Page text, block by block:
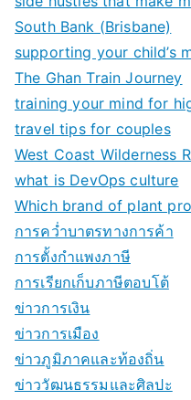
South Bank (Brisbane)
supporting your child’s
The Ghan Train Journey
training your mind for
travel tips for couples
West Coast Wilderness
what is DevOps culture
Which brand of plant
การคว่ำบาตรทางการค้า
การตั้งกำแพงภาษี
การเรียกเก็บภาษีตอบโต้
ข่าวการเงิน
ข่าวการเมือง
ข่าวภูมิภาคและท้องถิ่น
ข่าววัฒนธรรมและศิลปะ